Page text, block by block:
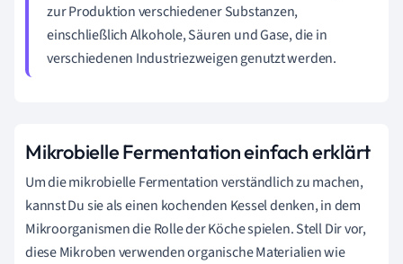
zur Produktion verschiedener Substanzen,
einschließlich Alkohole, Säuren und Gase, die in
verschiedenen Industriezweigen genutzt werden.
Mikrobielle Fermentation einfach erklärt
Um die mikrobielle Fermentation verständlich zu machen,
kannst Du sie als einen kochenden Kessel denken, in dem
Mikroorganismen die Rolle der Köche spielen. Stell Dir vor,
diese Mikroben verwenden organische Materialien wie